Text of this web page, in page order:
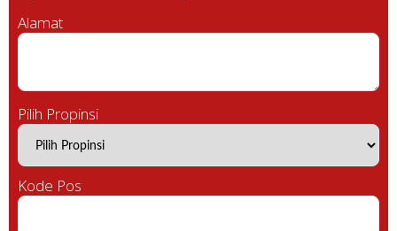
Alamat
Pilih Propinsi
Kode Pos